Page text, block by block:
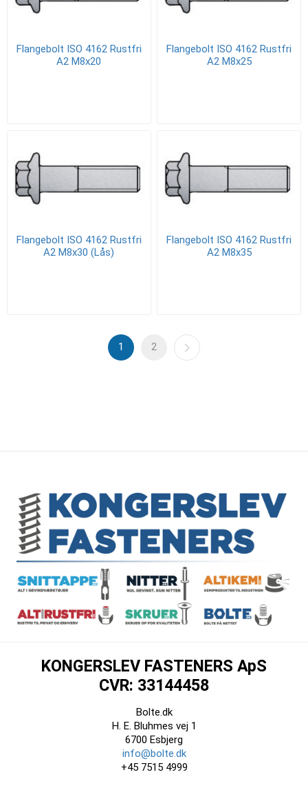
Flangebolt ISO 4162 Rustfri
A2 M8x20
Flangebolt ISO 4162 Rustfri
A2 M8x25
Flangebolt ISO 4162 Rustfri
A2 M8x30 (Lås)
Flangebolt ISO 4162 Rustfri
A2 M8x35
1 2
KONGERSLEV FASTENERS ApS
CVR: 33144458
Bolte.dk
H. E. Bluhmes vej 1
6700 Esbjerg
info@bolte.dk
+45 7515 4999